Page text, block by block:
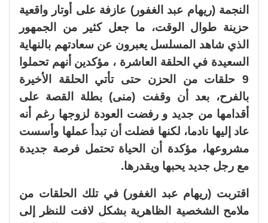
النجمة (ريهام عبد الغفور) عازفة على أوتار واقعية
حزينة طوال الوقت، ما جعل كثير من الجمهور
الذي شاهد المسلسل يعبرون عن سعادتهم بالنهاية
السعيدة في الحلقة العاشرة ، مؤكدين أنهم تحملوا
9 حلقات من الحزن حتى تأتي الحلقة الأخيرة
بالفرح، بعد أن وقفت (منى) بطلة القصة على
أقدامها من جديد و رفضت العودة لزوجها رغم أنه
عاد إليها نادما، لكنها فضلت أن تبدأ عملها وأسست
مشروعها، مؤكدة أن الحياة تحتمل فرصة جديدة
مع رجل جديد يحبها ويقدرها.
اقتربت (ريهام عبد الغفور) في تلك الحلقات من
ملامح الشخصية الظاهرية بشكل لافت للنظر إلى